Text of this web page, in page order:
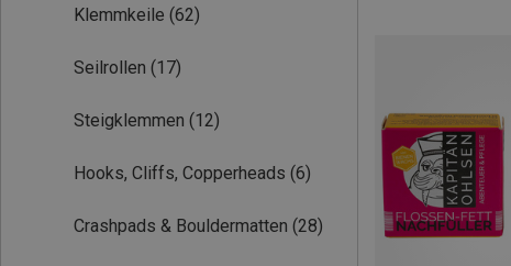
Klemmkeile (62)
Seilrollen (17)
Steigklemmen (12)
Hooks, Cliffs, Copperheads (6)
Crashpads & Bouldermatten (28)